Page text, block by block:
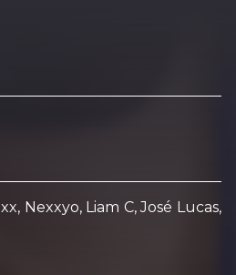
Nexxyo, Liam C, José Lucas,